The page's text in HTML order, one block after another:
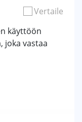
Vertaile
käyttöön
joka vastaa